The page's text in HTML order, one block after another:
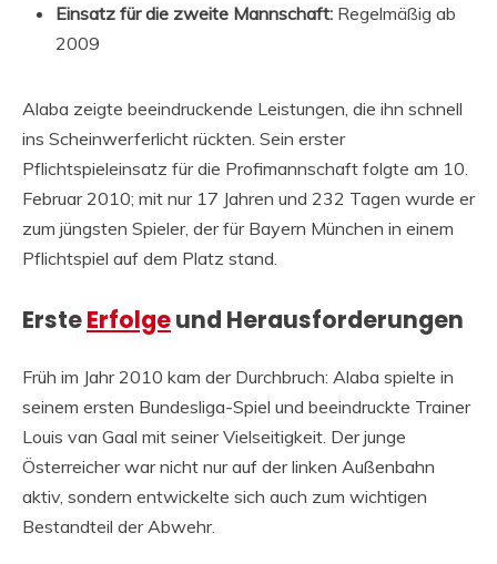
Einsatz für die zweite Mannschaft: Regelmäßig ab
2009
Alaba zeigte beeindruckende Leistungen, die ihn schnell
ins Scheinwerferlicht rückten. Sein erster
Pflichtspieleinsatz für die Profimannschaft folgte am 10.
Februar 2010; mit nur 17 Jahren und 232 Tagen wurde er
zum jüngsten Spieler, der für Bayern München in einem
Pflichtspiel auf dem Platz stand.
ErsteErfolgeund Herausforderungen
Früh im Jahr 2010 kam der Durchbruch: Alaba spielte in
seinem ersten Bundesliga-Spiel und beeindruckte Trainer
Louis van Gaal mit seiner Vielseitigkeit. Der junge
Österreicher war nicht nur auf der linken Außenbahn
aktiv, sondern entwickelte sich auch zum wichtigen
Bestandteil der Abwehr.